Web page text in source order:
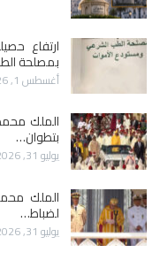
بمصلحة
أغسطس 1, 2026
الملك
بتطوان…
يوليو 31, 2026
الملك
لضباط…
يوليو 31, 2026